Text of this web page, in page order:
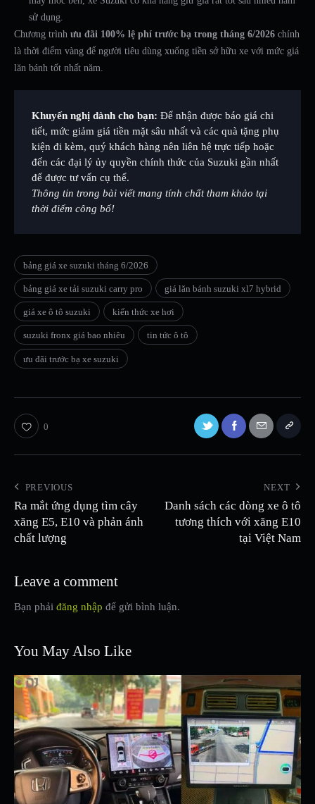
sử dụng.
Chương trình ưu đãi 100% lệ phí trước bạ trong tháng 6/2026 chính
là thời điểm vàng để người tiêu dùng xuống tiền sở hữu xe với mức giá
lăn bánh tốt nhất năm.
Khuyến nghị dành cho bạn: Để nhận được báo giá chi
tiết, mức giảm giá tiền mặt sâu nhất và các quà tặng phụ
kiện đi kèm, quý khách hàng nên liên hệ trực tiếp hoặc
đến các đại lý ủy quyền chính thức của Suzuki gần nhất
để được tư vấn cụ thể.
Thông tin trong bài viết mang tính chất tham khảo tại
thời điểm công bố!
bảng giá xe suzuki tháng 6/2026
bảng giá xe tải suzuki carry pro giá lăn bánh suzuki xl7 hybrid
giá xe ô tô suzuki kiến thức xe hơi
suzuki fronx giá bao nhiêu tin tức ô tô
ưu đãi trước bạ xe suzuki
0
PREVIOUS
Ra mắt ứng dụng tìm cây
xăng E5, E10 và phản ánh
chất lượng
NEXT
Danh sách các dòng xe ô tô
tương thích với xăng E10
tại Việt Nam
Leave a comment
Bạn phải đăng nhập để gửi bình luận.
You May Also Like